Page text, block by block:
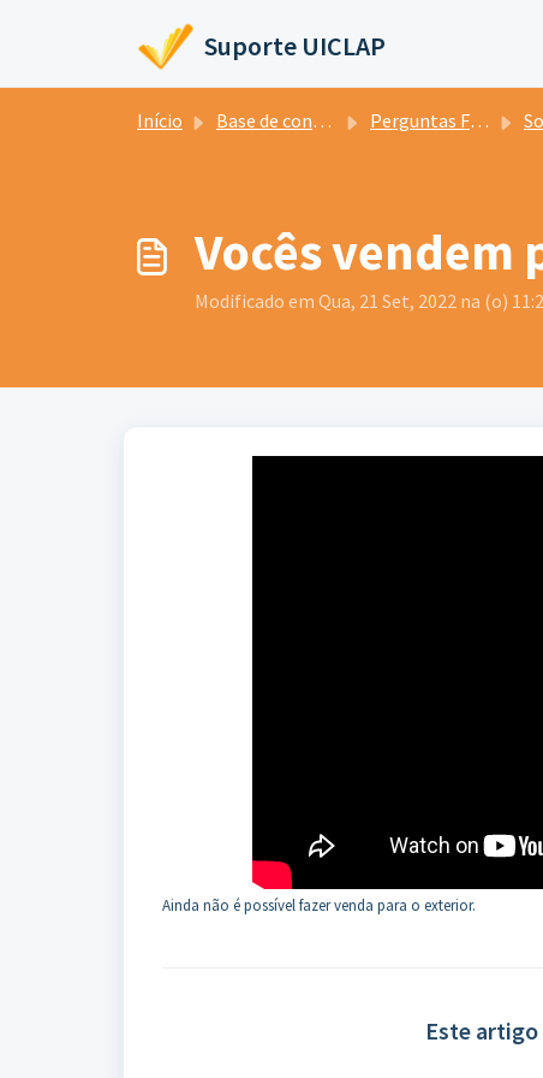
Suporte UICLAP
Início Base de conhecimento Perguntas Frequentes
Vocês vendem
Modificado em Qua, 21 Set, 2022 na (o)
Ainda não é possível fazer venda para o exterior.
Este